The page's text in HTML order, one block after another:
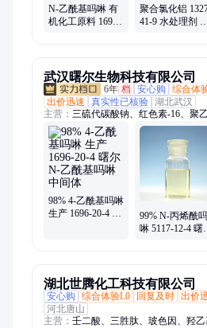
N-乙酰基吗啉 有
机化工原料 1696-
聚合氯化铝
41-9 水处理剂
武汉曙尔生物科技有限公司
6年 档 安心购 综合体
出价迅速
真实性已核验 湖北武汉
主营： 三硫代碳酸钠、红色素-16、聚
钠、三乙二醇二异辛酸酯、L-丙交酯、
元醇苯甲酸酯、热压敏染料、光稳定
98% 4-乙酰基吗啉
生产 1696-20-4 曙
99% N-丙烯酰吗
啉 5117-12-4 曙
湖北世腾化工科技有限公司
安心购
综合体验L0 回复及时 出价
河北唐山
主营： 壬二酸、三胜肽、玻色因、羟